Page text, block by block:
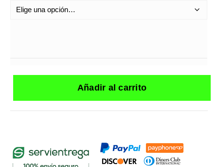
Añadir al carrito